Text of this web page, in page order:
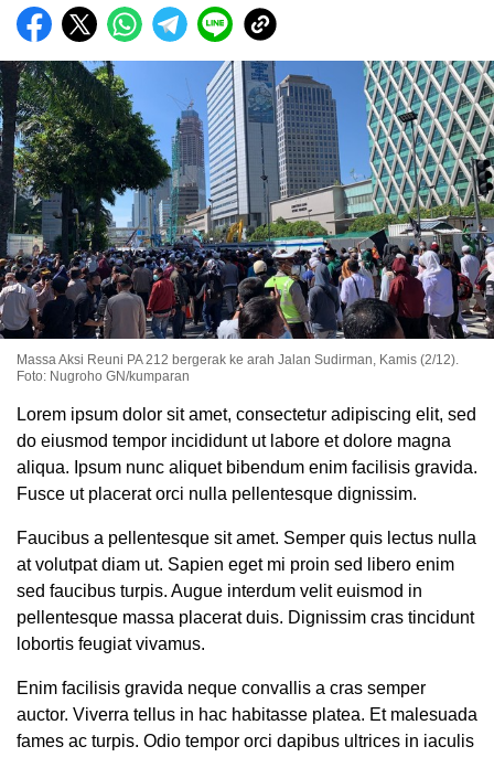
Massa Aksi Reuni PA 212 bergerak ke arah Jalan Sudirman, Kamis (2/12).
Foto: Nugroho GN/kumparan
Lorem ipsum dolor sit amet, consectetur adipiscing elit, sed
do eiusmod tempor incididunt ut labore et dolore magna
aliqua. Ipsum nunc aliquet bibendum enim facilisis gravida.
Fusce ut placerat orci nulla pellentesque dignissim.
Faucibus a pellentesque sit amet. Semper quis lectus nulla
at volutpat diam ut. Sapien eget mi proin sed libero enim
sed faucibus turpis. Augue interdum velit euismod in
pellentesque massa placerat duis. Dignissim cras tincidunt
lobortis feugiat vivamus.
Enim facilisis gravida neque convallis a cras semper
auctor. Viverra tellus in hac habitasse platea. Et malesuada
fames ac turpis. Odio tempor orci dapibus ultrices in iaculis